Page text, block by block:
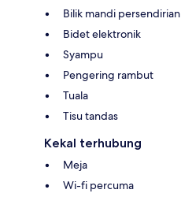
Bilik mandi persendirian
Bidet elektronik
Syampu
Pengering rambut
Tuala
Tisu tandas
Kekal terhubung
Meja
Wi-fi percuma